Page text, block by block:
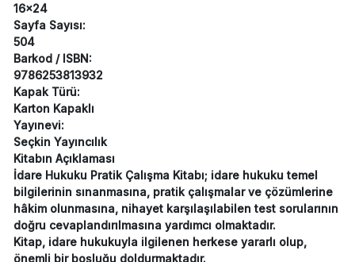
16x24
Sayfa Sayısı:
504
Barkod / ISBN:
9786253813932
Kapak Türü:
Karton Kapaklı
Yayınevi:
Seçkin Yayıncılık
Kitabın Açıklaması
İdare Hukuku Pratik Çalışma Kitabı; idare hukuku temel
bilgilerinin sınanmasına, pratik çalışmalar ve çözümlerine
hâkim olunmasına, nihayet karşılaşılabilen test sorularının
doğru cevaplandırılmasına yardımcı olmaktadır.
Kitap, idare hukukuyla ilgilenen herkese yararlı olup,
önemli bir boşluğu doldurmaktadır.